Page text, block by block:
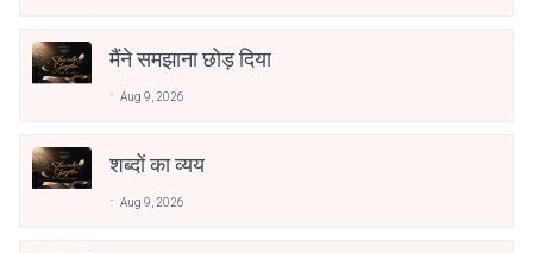
मैंने समझाना छोड़ दिया
Aug 9, 2026
शब्दों का व्यय
Aug 9, 2026